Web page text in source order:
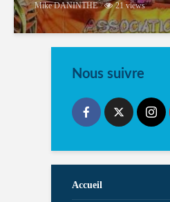
Mike DANINTHE 21 views
Nous suivre
Accueil